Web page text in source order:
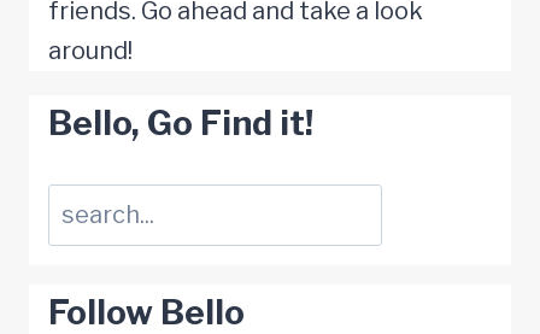
friends. Go ahead and take a look
around!
Bello, Go Find it!
Suchen
Follow Bello